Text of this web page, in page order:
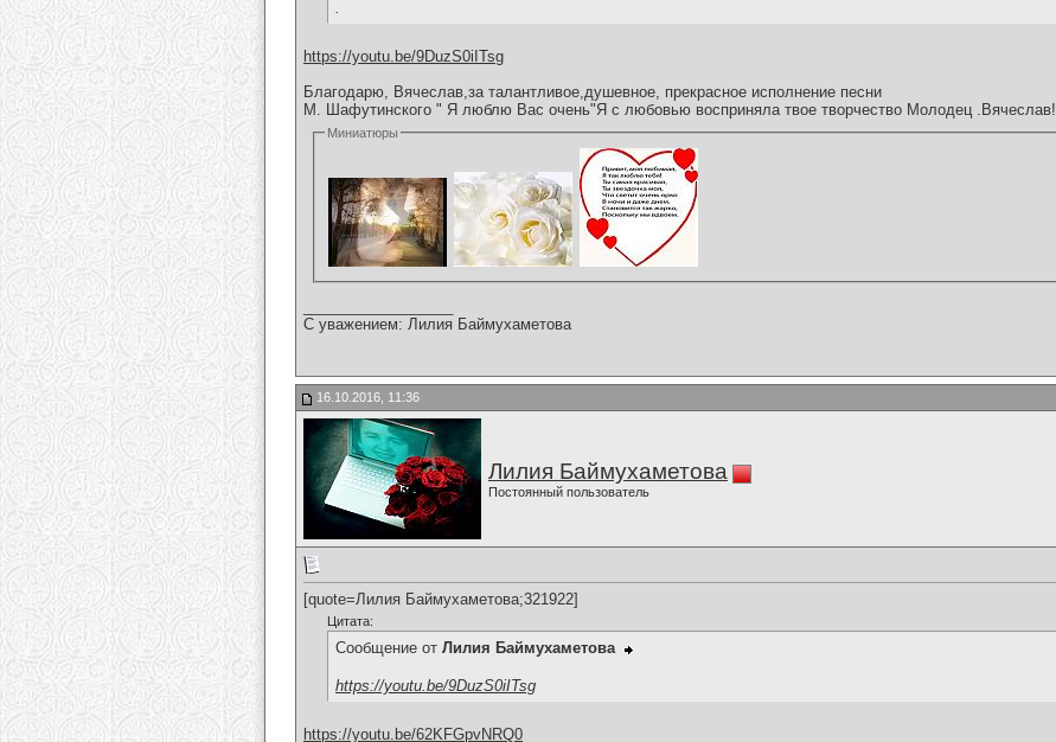
https://youtu.be/9DuzS0iITsg
Благодарю, Вячеслав,за талантливое,душевное, прекрасное исполнение песни
М. Шафутинского " Я люблю Вас очень"Я с любовью восприняла твое творчество Молодец .Вячеслав!
Миниатюры
С уважением: Лилия Баймухаметова
16.10.2016, 11:36
Лилия Баймухаметова
Постоянный пользователь
[quote=Лилия Баймухаметова;321922]
Цитата:
Сообщение от Лилия Баймухаметова
https://youtu.be/9DuzS0iITsg
https://youtu.be/62KFGpvNRQ0